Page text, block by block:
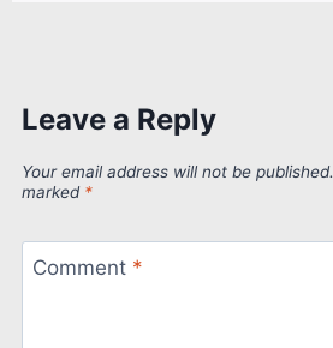
Leave a Reply
Your email address will not be published.
marked *
Comment *